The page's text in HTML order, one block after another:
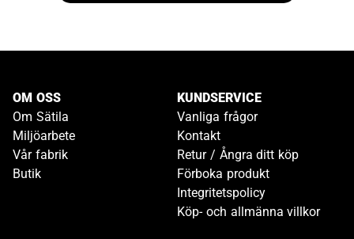
OM OSS
Om Sätila
Miljöarbete
Vår fabrik
Butik
KUNDSERVICE
Vanliga frågor
Kontakt
Retur / Ångra ditt köp
Förboka produkt
Integritetspolicy
Köp- och allmänna villkor